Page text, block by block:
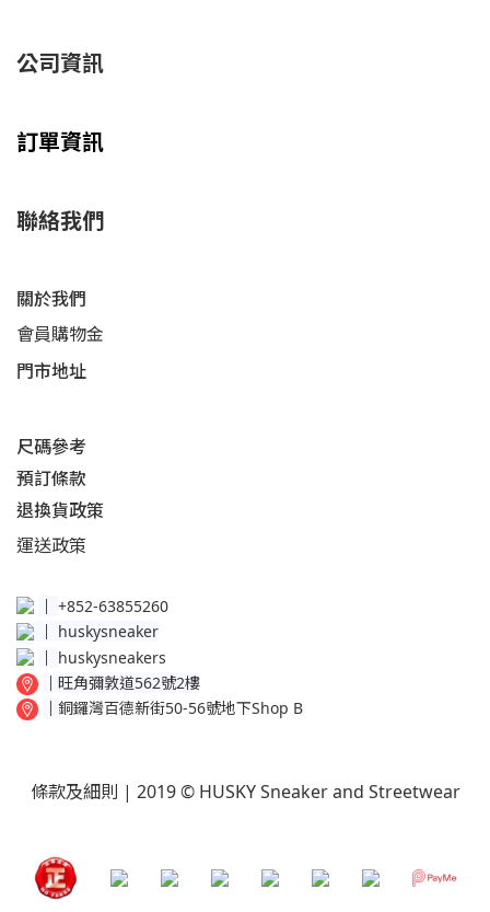
公司資訊
訂單資訊
聯絡我們
關於我們
會員購物金
門市地址
尺碼參考
預訂條款
退換貨政策​
運送政策​
│ +852-63855260
huskysneaker
│ huskysneakers
│ 旺角彌敦道562號2樓
│ 銅鑼灣百德新街50-56號地下Shop B
條款及細則 | 2019 © HUSKY Sneaker and Streetwear